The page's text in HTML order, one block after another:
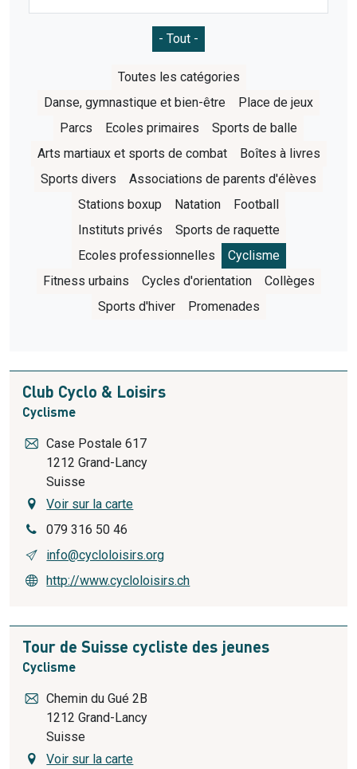
- Tout -
Toutes les catégories
Danse, gymnastique et bien-être
Place de jeux
Parcs
Ecoles primaires
Sports de balle
Arts martiaux et sports de combat
Boîtes à livres
Sports divers
Associations de parents d'élèves
Stations boxup
Natation
Football
Instituts privés
Sports de raquette
Ecoles professionnelles
Cyclisme
Fitness urbains
Cycles d'orientation
Collèges
Sports d'hiver
Promenades
Club Cyclo & Loisirs
Cyclisme
Case Postale 617
1212 Grand-Lancy
Suisse
Voir sur la carte
079 316 50 46
info@cycloloisirs.org
http://www.cycloloisirs.ch
Tour de Suisse cycliste des jeunes
Cyclisme
Chemin du Gué 2B
1212 Grand-Lancy
Suisse
Voir sur la carte